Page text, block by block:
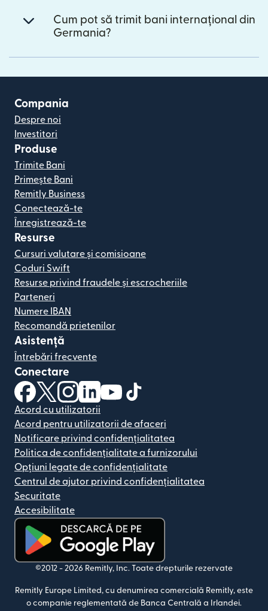
Cum pot să trimit bani internațional din
Germania?
Compania
Despre noi
Investitori
Produse
Trimite Bani
Primește Bani
Remitly Business
Conectează-te
Înregistrează-te
Resurse
Cursuri valutare și comisioane
Coduri Swift
Resurse privind fraudele și escrocheriile
Parteneri
Numere IBAN
Recomandă prietenilor
Asistență
Întrebări frecvente
Conectare
(se deschide într-o fereastră nouă)
(se deschide într-o fereastră nouă)
(se deschide într-o fereastră nouă)
(se deschide într-o fereastră nouă)
(se deschide într-o fereastră
Acord cu utilizatorii
Acord pentru utilizatorii de afaceri
Notificare privind confidențialitatea
Politica de confidențialitate a furnizorului
Opțiuni legate de confidențialitate
Centrul de ajutor privind confidențialitatea
Securitate
Accesibilitate
(se deschide într-o fereastră nouă)
©2012 - 2026 Remitly, Inc. Toate drepturile rezervate
Remitly Europe Limited, cu denumirea comercială Remitly, este
o companie reglementată de Banca Centrală a Irlandei.